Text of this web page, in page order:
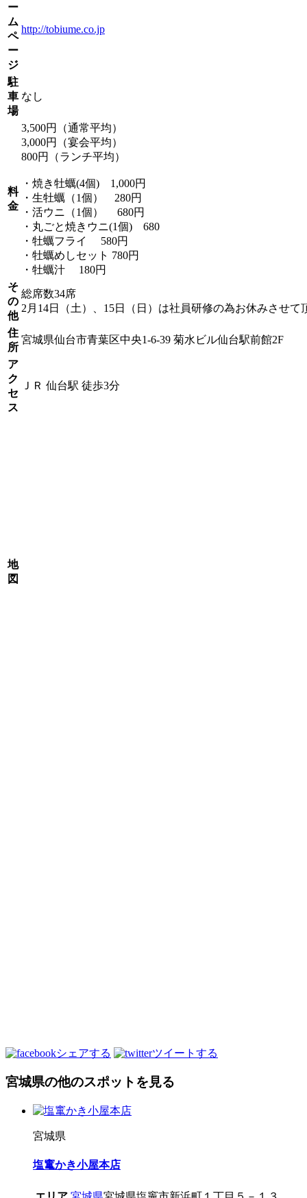
ー
ム
ペ
ー
ジ
http://tobiume.co.jp
駐
車
場
なし
料
金
3,500円（通常平均）
3,000円（宴会平均）
800円（ランチ平均）
・焼き牡蠣(4個) 1,000円
・生牡蠣（1個） 280円
・活ウニ（1個） 680円
・丸ごと焼きウニ(1個) 680
・牡蠣フライ 580円
・牡蠣めしセット 780円
・牡蠣汁 180円
そ
の
他
総席数34席
2月14日（土）、15日（日）は社員研修の為お休みさせて
住
所
宮城県仙台市青葉区中央1-6-39 菊水ビル仙台駅前館2F
ア
ク
セ
ス
ＪＲ 仙台駅 徒歩3分
地
図
シェアする ツイートする
宮城県の他のスポットを見る
宮城県
塩竃かき小屋本店